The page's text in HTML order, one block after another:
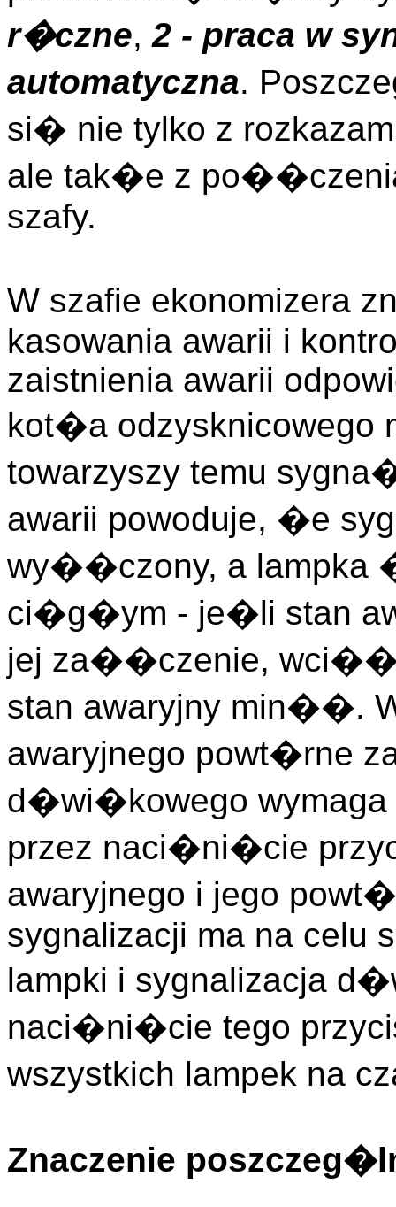
r�czne,2 - praca w
automatyczna.
si� nie tylko z
ale tak�e z
szafy.
W szafie ekonomizera
kasowania awarii i
zaistnienia awarii
kot�a odzysknicowego
towarzyszy temu
awarii powoduje, �e
wy��czony, a
ci�g�ym - je�li stan
jej za��czenie,
stan awaryjny min��.
awaryjnego powt�rne
d�wi�kowego
przez naci�ni�cie
awaryjnego i jego
sygnalizacji ma na celu
lampki i sygnalizacja
naci�ni�cie tego
wszystkich lampek na
Znaczenie